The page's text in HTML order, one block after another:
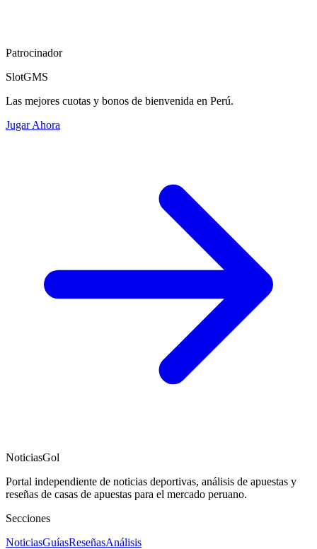
Patrocinador
SlotGMS
Las mejores cuotas y bonos de bienvenida en Perú.
Jugar Ahora
NoticiasGol
Portal independiente de noticias deportivas, análisis de apuestas y
reseñas de casas de apuestas para el mercado peruano.
Secciones
NoticiasGuíasReseñasAnálisis